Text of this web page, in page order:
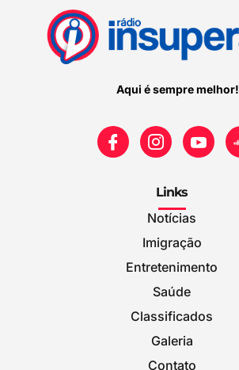
Aqui é sempre melhor!
Links
Notícias
Imigração
Entretenimento
Saúde
Classificados
Galeria
Contato